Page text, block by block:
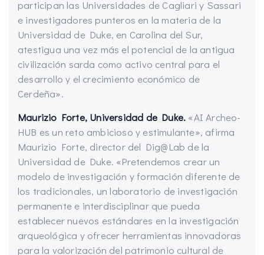
participan las Universidades de Cagliari y Sassari
e investigadores punteros en la materia de la
Universidad de Duke, en Carolina del Sur,
atestigua una vez más el potencial de la antigua
civilización sarda como activo central para el
desarrollo y el crecimiento económico de
Cerdeña».
Maurizio Forte, Universidad de Duke. «AI Archeo-
HUB es un reto ambicioso y estimulante», afirma
Maurizio Forte, director del Dig@Lab de la
Universidad de Duke. «Pretendemos crear un
modelo de investigación y formación diferente de
los tradicionales, un laboratorio de investigación
permanente e interdisciplinar que pueda
establecer nuevos estándares en la investigación
arqueológica y ofrecer herramientas innovadoras
para la valorización del patrimonio cultural de